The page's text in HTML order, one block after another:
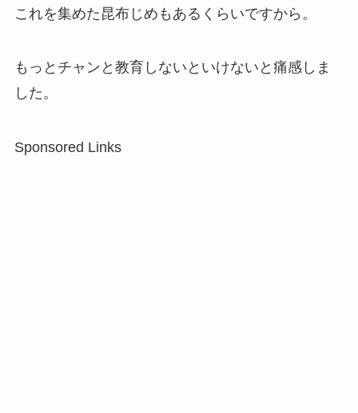
これを集めた昆布じめもあるくらいですから。
もっとチャンと教育しないといけないと痛感しま
した。
Sponsored Links